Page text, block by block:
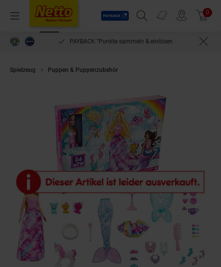
Menü
Payback
Suchfeld einblenden
Prospekte 0
PAYBACK °Punkte sammeln & einlösen
Spielzeug Puppen & Puppenzubehör